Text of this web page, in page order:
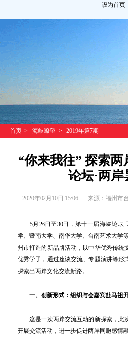
设为首页
首页 > 海峡瞭望 > 2019年第7期
“你来我往” 探索
论坛·两
2020年02月10日 15:06 来源：福州市
5月26日至30日，第十一届海峡论坛·
学、暨南大学、南华大学、台南艺术大学
州市打造的新品牌活动，以中华优秀传统
优秀学子，通过座谈交流、专题演讲等形
探索出两岸文化交流新路。
一、创新形式：组织与会嘉宾赴马祖
这是一次两岸交流互动的新探索，此
开展交流活动，进一步促进两岸同胞感情